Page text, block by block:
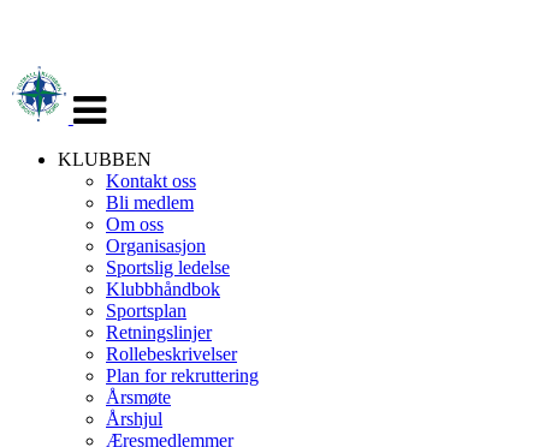
navigasjon
KLUBBEN
Kontakt oss
Bli medlem
Om oss
Organisasjon
Sportslig ledelse
Klubbhåndbok
Sportsplan
Retningslinjer
Rollebeskrivelser
Plan for rekruttering
Årsmøte
Årshjul
Æresmedlemmer